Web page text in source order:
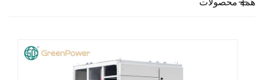
دربارهٔ ما